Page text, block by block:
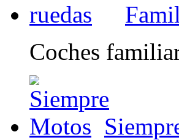
Coches